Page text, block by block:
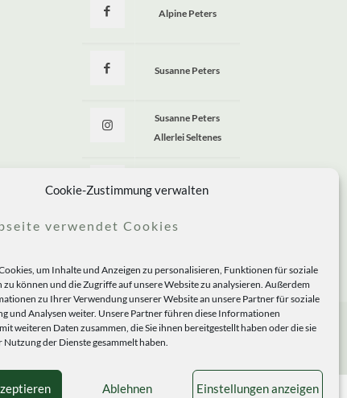
Cookie-Zustimmung verwalten
verwendet Cookies
um Inhalte und Anzeigen zu personalisieren, Funktionen für soziale
zu können und die Zugriffe auf unsere Website zu analysieren. Außerdem
zu Ihrer Verwendung unserer Website an unsere Partner für soziale
und Analysen weiter. Unsere Partner führen diese Informationen
weiteren Daten zusammen, die Sie ihnen bereitgestellt haben oder die sie
Nutzung der Dienste gesammelt haben.
Ablehnen Einstellungen anzeigen
Alpine Peters
Susanne Peters
Susanne Peters
Allerlei Seltenes
Allerlei Seltenes